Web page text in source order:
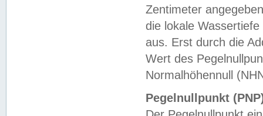
Zentimeter
die lokale
aus. Erst durch die
Wert des
Normalhöhennull
Pegelnullpunkt